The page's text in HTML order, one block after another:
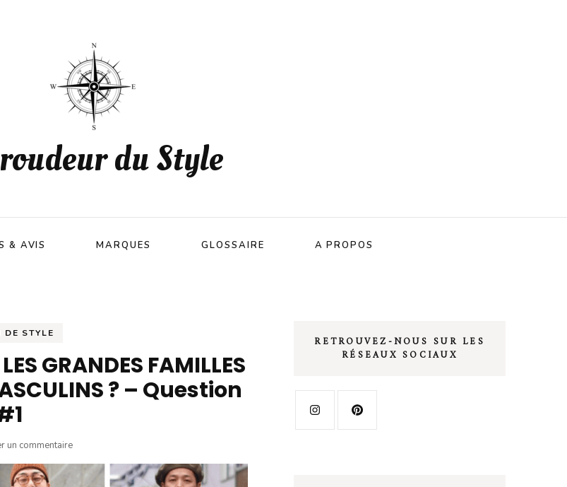
du Style
& AVIS
Chaussures homme
Accessoires Homme
Tests Montres Homme
MARQUES GLOSSAIRE A PROPOS
DE STYLE
GRANDES FAMILLES
? – Question
un commentairesur
HOMME
RETROUVEZ-NOUS SUR LES
RÉSEAUX SOCIAUX